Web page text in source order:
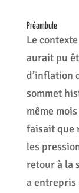
Préambule
Le
aurait pu
d’inflation
sommet
même
faisait que
les
retour à la
a entrepris